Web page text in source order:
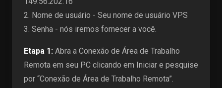
2. Nome de usuário - Seu nome de usuário VPS
3. Senha - nós iremos fornecer a você.
Etapa 1: Abra a Conexão de Área de Trabalho
Remota em seu PC clicando em Iniciar e pesquise
por “Conexão de Área de Trabalho Remota”.